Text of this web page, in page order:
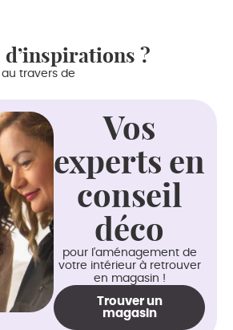
?
au travers de
Vos
experts en
conseil
déco
pour l'aménagement de
votre intérieur à retrouver
en magasin !
Trouver un
magasin